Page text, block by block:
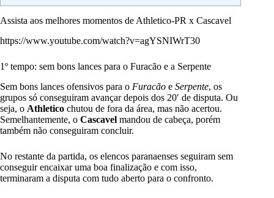
Assista aos melhores momentos de Athletico-PR x Cascavel
https://www.youtube.com/watch?v=agYSNIWrT30
1º tempo: sem bons lances para o Furacão e a Serpente
Sem bons lances ofensivos para o Furacão e Serpente, os
grupos só conseguiram avançar depois dos 20′ de disputa. Ou
seja, o Athletico chutou de fora da área, mas não acertou.
Semelhantemente, o Cascavel mandou de cabeça, porém
também não conseguiram concluir.
No restante da partida, os elencos paranaenses seguiram sem
conseguir encaixar uma boa finalização e com isso,
terminaram a disputa com tudo aberto para o confronto.